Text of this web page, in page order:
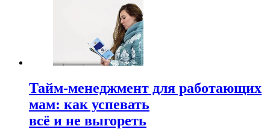
Тайм-менеджмент для работающих
мам: как успевать
всё и не выгореть